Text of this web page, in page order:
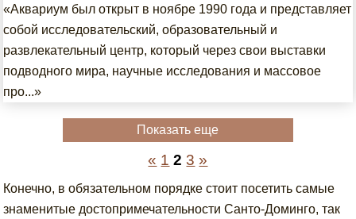
«Аквариум был открыт в ноябре 1990 года и представляет
собой исследовательский, образовательный и
развлекательный центр, который через свои выставки
подводного мира, научные исследования и массовое
про...»
Показать еще
« 1 2 3 »
Конечно, в обязательном порядке стоит посетить самые
знаменитые достопримечательности Санто-Доминго, так